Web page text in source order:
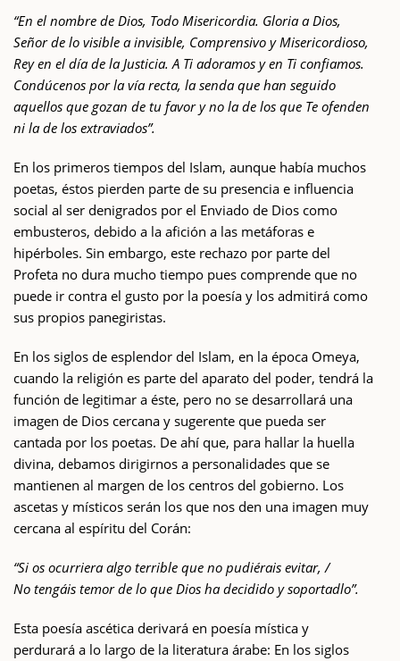
“En el nombre de Dios, Todo Misericordia. Gloria a Dios,
Señor de lo visible a invisible, Comprensivo y Misericordioso,
Rey en el día de la Justicia. A Ti adoramos y en Ti confiamos.
Condúcenos por la vía recta, la senda que han seguido
aquellos que gozan de tu favor y no la de los que Te ofenden
ni la de los extraviados”.
En los primeros tiempos del Islam, aunque había muchos
poetas, éstos pierden parte de su presencia e influencia
social al ser denigrados por el Enviado de Dios como
embusteros, debido a la afición a las metáforas e
hipérboles. Sin embargo, este rechazo por parte del
Profeta no dura mucho tiempo pues comprende que no
puede ir contra el gusto por la poesía y los admitirá como
sus propios panegiristas.
En los siglos de esplendor del Islam, en la época Omeya,
cuando la religión es parte del aparato del poder, tendrá la
función de legitimar a éste, pero no se desarrollará una
imagen de Dios cercana y sugerente que pueda ser
cantada por los poetas. De ahí que, para hallar la huella
divina, debamos dirigirnos a personalidades que se
mantienen al margen de los centros del gobierno. Los
ascetas y místicos serán los que nos den una imagen muy
cercana al espíritu del Corán:
“Si os ocurriera algo terrible que no pudiérais evitar, /
No tengáis temor de lo que Dios ha decidido y soportadlo”.
Esta poesía ascética derivará en poesía mística y
perdurará a lo largo de la literatura árabe: En los siglos